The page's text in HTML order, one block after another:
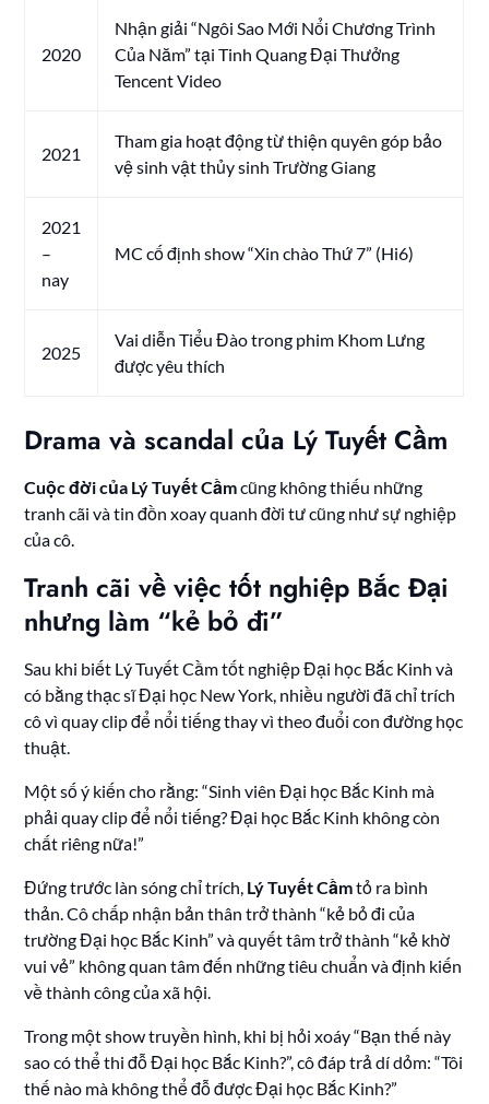
2020
Nhận giải “Ngôi Sao Mới Nổi Chương Trình
Của Năm” tại Tinh Quang Đại Thưởng
Tencent Video
2021
Tham gia hoạt động từ thiện quyên góp bảo
vệ sinh vật thủy sinh Trường Giang
2021
–
nay
MC cố định show “Xin chào Thứ 7” (Hi6)
2025
Vai diễn Tiểu Đào trong phim Khom Lưng
được yêu thích
Drama và scandal của Lý Tuyết Cầm
Cuộc đời của Lý Tuyết Cầmcũng không thiếu những
tranh cãi và tin đồn xoay quanh đời tư cũng như sự nghiệp
của cô.
Tranh cãi về việc tốt nghiệp Bắc Đại
nhưng làm “kẻ bỏ đi”
Sau khi biết Lý Tuyết Cầm tốt nghiệp Đại học Bắc Kinh và
có bằng thạc sĩ Đại học New York, nhiều người đã chỉ trích
cô vì quay clip để nổi tiếng thay vì theo đuổi con đường học
thuật.
Một số ý kiến cho rằng: “Sinh viên Đại học Bắc Kinh mà
phải quay clip để nổi tiếng? Đại học Bắc Kinh không còn
chất riêng nữa!”
Đứng trước làn sóng chỉ trích, Lý Tuyết Cầmtỏ ra bình
thản. Cô chấp nhận bản thân trở thành “kẻ bỏ đi của
trường Đại học Bắc Kinh” và quyết tâm trở thành “kẻ khờ
vui vẻ” không quan tâm đến những tiêu chuẩn và định kiến
về thành công của xã hội.
Trong một show truyền hình, khi bị hỏi xoáy “Bạn thế này
sao có thể thi đỗ Đại học Bắc Kinh?”, cô đáp trả dí dỏm: “Tôi
thế nào mà không thể đỗ được Đại học Bắc Kinh?”